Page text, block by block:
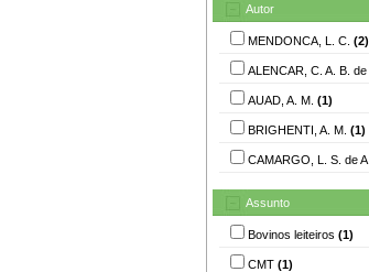
Autor
MENDONCA, L. C. (2)
ALENCAR, C. A. B. de
AUAD, A. M. (1)
BRIGHENTI, A. M. (1)
CAMARGO, L. S. de A.
Assunto
Bovinos leiteiros (1)
CMT (1)